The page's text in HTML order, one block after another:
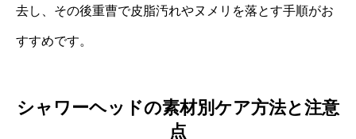
去し、その後重曹で皮脂汚れやヌメリを落とす手順がお
すすめです。
シャワーヘッドの素材別ケア方法と注意
点